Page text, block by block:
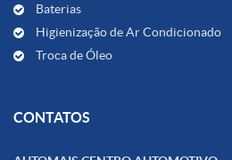
Baterias
Higienização de Ar Condicionado
Troca de Óleo
CONTATOS